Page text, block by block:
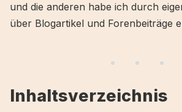
und die anderen habe ich durch
über Blogartikel und Forenbeiträge
Inhaltsverzeichnis